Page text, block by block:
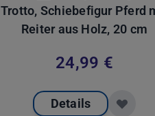
Trotto, Schiebefigur Pferd mit
Reiter aus Holz, 20 cm
24,99 €
Details